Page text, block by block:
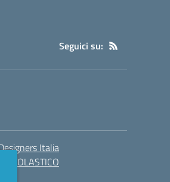
Seguici su:
Italia
SCUOLASTICO